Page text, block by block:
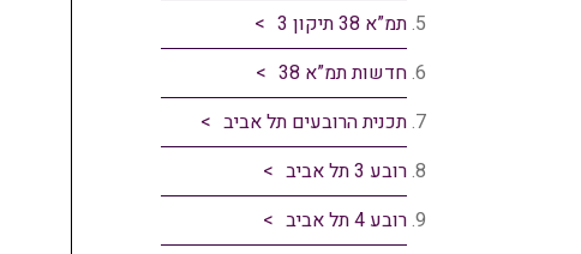
תמ”א 38 תיקון 3
חדשות תמ”א 38
תכנית הרובעים תל אביב
רובע 3 תל אביב
רובע 4 תל אביב